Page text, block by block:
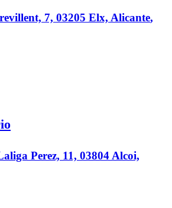
7, 03205 Elx, Alicante,
Perez, 11, 03804 Alcoi,